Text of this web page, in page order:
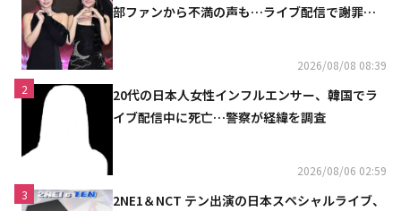
部ファンから不満の声も…ライブ配信で謝罪
2026/08/08 08:39
2
20代の日本人女性インフルエンサー、韓国でラ
イブ配信中に死亡…警察が経緯を調査
2026/08/06 02:59
3
2NE1＆NCT テン出演の日本スペシャルライブ、